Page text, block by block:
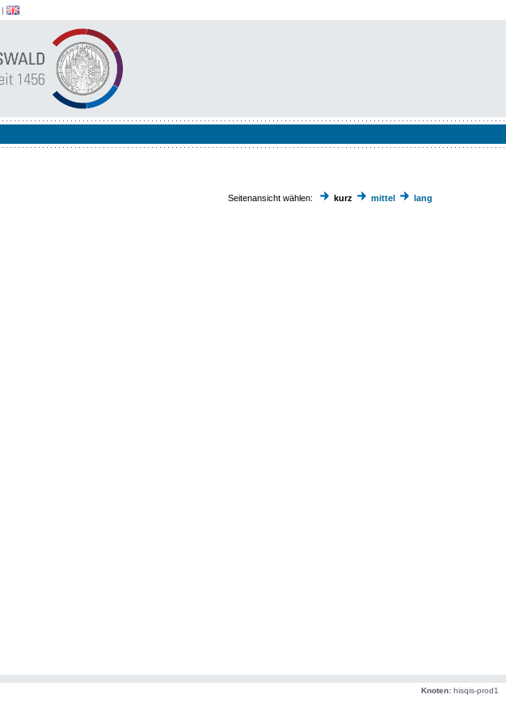
|
Seitenansicht wählen: kurz mittel lang
Knoten: hisqis-prod1